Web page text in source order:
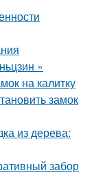
»
на калитку
замок
из дерева:
забор